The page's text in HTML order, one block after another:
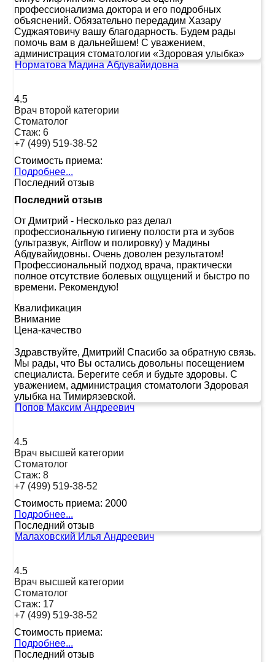
профессионализма доктора и его подробных
объяснений. Обязательно передадим Хазару
Суджаятовичу вашу благодарность. Будем рады
помочь вам в дальнейшем! С уважением,
администрация стоматологии «Здоровая улыбка»
Норматова Мадина Абдувайидовна
4.5
Врач второй категории
Стоматолог
Стаж: 6
+7 (499) 519-38-52
Стоимость приема:
Подробнее...
Последний отзыв
Последний отзыв
От Дмитрий - Несколько раз делал
профессиональную гигиену полости рта и зубов
(ультразвук, Airflow и полировку) у Мадины
Абдувайидовны. Очень доволен результатом!
Профессиональный подход врача, практически
полное отсутствие болевых ощущений и быстро по
времени. Рекомендую!
Квалификация
Внимание
Цена-качество
Здравствуйте, Дмитрий! Спасибо за обратную связь.
Мы рады, что Вы остались довольны посещением
специалиста. Берегите себя и будьте здоровы. С
уважением, администрация стоматологи Здоровая
улыбка на Тимирязевской.
Попов Максим Андреевич
4.5
Врач высшей категории
Стоматолог
Стаж: 8
+7 (499) 519-38-52
Стоимость приема: 2000
Подробнее...
Последний отзыв
Малаховский Илья Андреевич
4.5
Врач высшей категории
Стоматолог
Стаж: 17
+7 (499) 519-38-52
Стоимость приема:
Подробнее...
Последний отзыв